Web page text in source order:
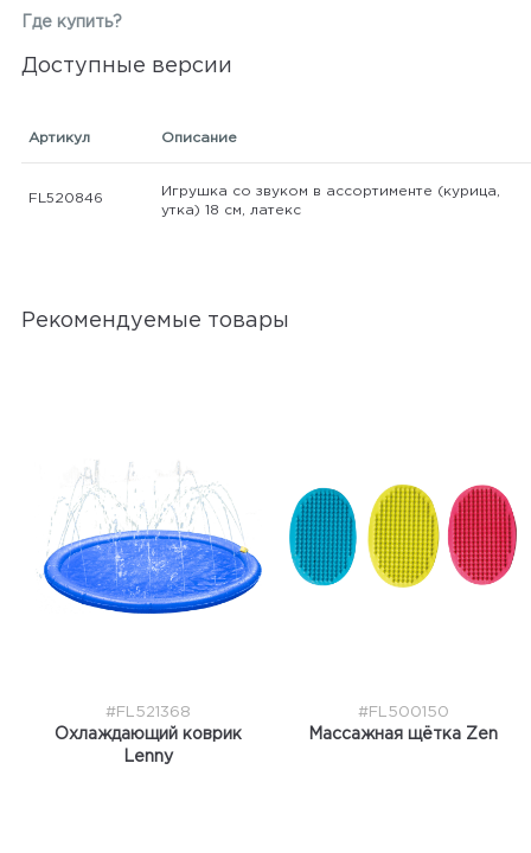
Где купить?
Доступные версии
Артикул Описание
FL520846
Игрушка со звуком в ассортименте (курица,
утка) 18 см, латекс
Рекомендуемые товары
#FL521368
Охлаждающий коврик
Lenny
#FL500150
Массажная щётка Zen